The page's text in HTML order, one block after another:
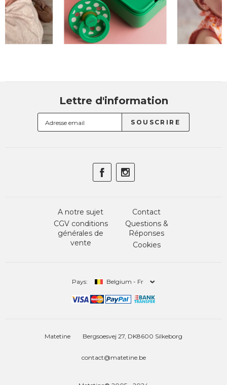
Lettre d'information
A notre sujet
CGV conditions
générales de
vente
Contact
Questions &
Réponses
Cookies
Pays: Belgium - Fr
Matetine Bergsoesvej 27, DK8600 Silkeborg
contact@matetine.be